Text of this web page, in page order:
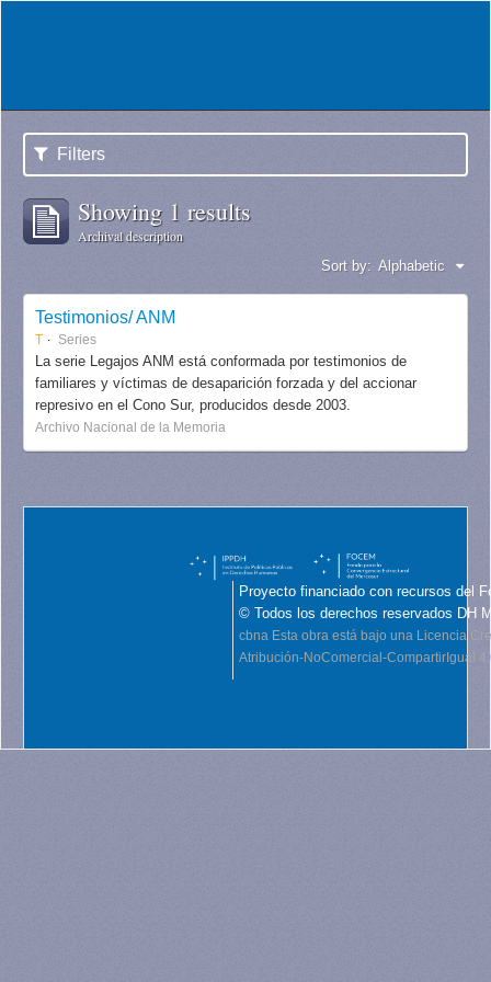
Filters
Showing 1 results
Archival description
Sort by: Alphabetic
Testimonios/ ANM
T Series
La serie Legajos ANM está conformada por testimonios de
familiares y víctimas de desaparición forzada y del accionar
represivo en el Cono Sur, producidos desde 2003.
Archivo Nacional de la Memoria
Proyecto financiado con recursos del
© Todos los derechos reservados DH
cbna Esta obra está bajo una Licencia
Atribución-NoComercial-CompartirIgual